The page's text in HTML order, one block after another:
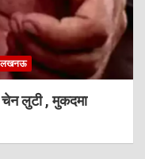
लखनऊ
चेन लुटी , मुकदमा